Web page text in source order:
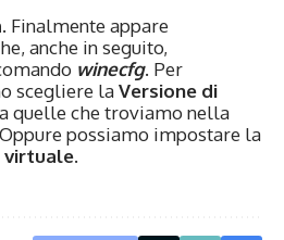
. Finalmente appare
anche in seguito,
winecfg. Per
scegliere laVersione di
quelle che troviamo nella
possiamo impostare la
virtuale.